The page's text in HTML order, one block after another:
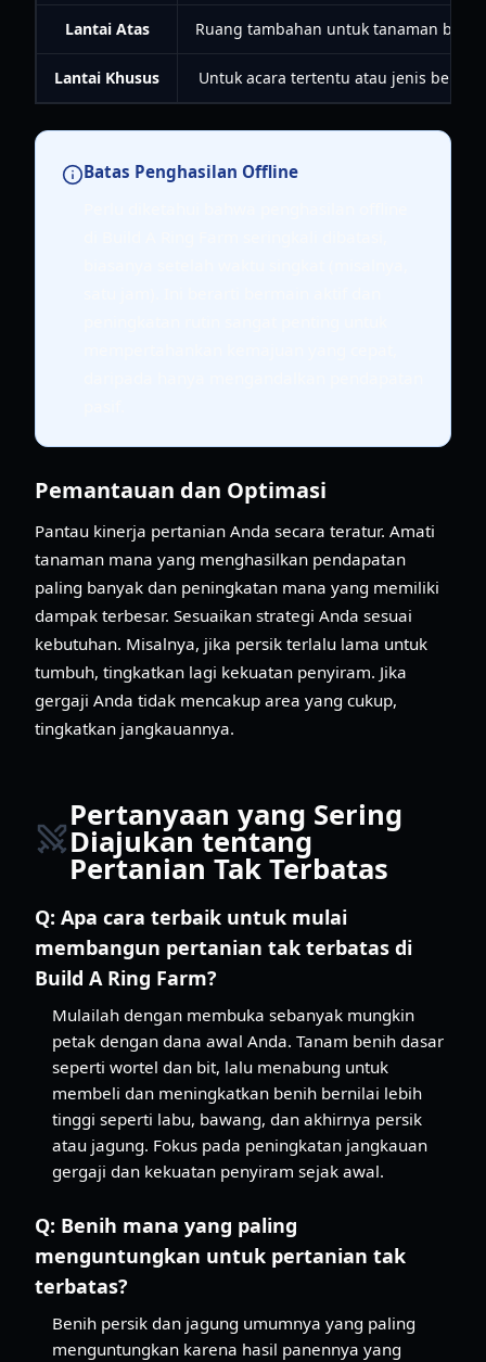
Lantai Atas Ruang tambahan untuk tanaman
Lantai Khusus Untuk acara tertentu atau jenis benih
Batas Penghasilan Offline
Pemantauan dan Optimasi
Pantau kinerja pertanian Anda secara teratur. Amati
tanaman mana yang menghasilkan pendapatan
paling banyak dan peningkatan mana yang memiliki
dampak terbesar. Sesuaikan strategi Anda sesuai
kebutuhan. Misalnya, jika persik terlalu lama untuk
tumbuh, tingkatkan lagi kekuatan penyiram. Jika
gergaji Anda tidak mencakup area yang cukup,
tingkatkan jangkauannya.
Pertanyaan yang Sering
Diajukan tentang
Pertanian Tak Terbatas
Q: Apa cara terbaik untuk mulai
membangun pertanian tak terbatas di
Build A Ring Farm?
Mulailah dengan membuka sebanyak mungkin
petak dengan dana awal Anda. Tanam benih dasar
seperti wortel dan bit, lalu menabung untuk
membeli dan meningkatkan benih bernilai lebih
tinggi seperti labu, bawang, dan akhirnya persik
atau jagung. Fokus pada peningkatan jangkauan
gergaji dan kekuatan penyiram sejak awal.
Q: Benih mana yang paling
menguntungkan untuk pertanian tak
terbatas?
Benih persik dan jagung umumnya yang paling
menguntungkan karena hasil panennya yang